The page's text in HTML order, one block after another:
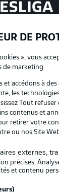
GmbH
DE
», vous
de marketing.
et accédons à
les
Tout
contenus et
retirer votre
ou nos Site
externes,
précises.
et contenu